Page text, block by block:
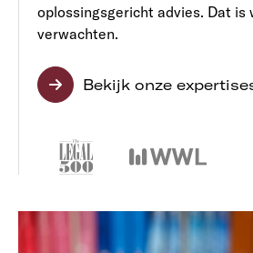
oplossingsgericht advies. Dat is
verwachten.
Bekijk onze